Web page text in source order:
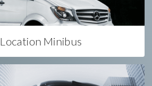
Location Minibus